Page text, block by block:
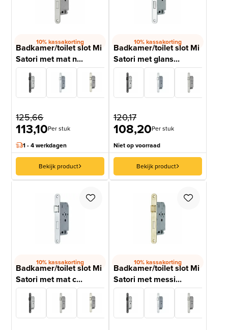
10% kassakorting
Badkamer/toilet slot Mi
Satori met mat n...
125,66
113,10Per stuk
1 - 4 werkdagen
Bekijk product
10% kassakorting
Badkamer/toilet slot Mi
Satori met glans...
120,17
108,20Per stuk
Niet op voorraad
Bekijk product
10% kassakorting
Badkamer/toilet slot Mi
Satori met mat c...
10% kassakorting
Badkamer/toilet slot Mi
Satori met messi...